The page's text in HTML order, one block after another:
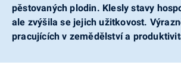
pěstovaných plodin. Klesly stavy
ale zvýšila se jejich užitkovost.
pracujících v zemědělství a